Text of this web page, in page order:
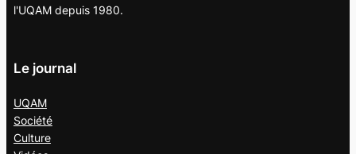
l'UQAM depuis 1980.
Le journal
UQAM
Société
Culture